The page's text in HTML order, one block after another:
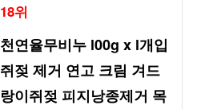
18위
천연율무비누 l00g x l개입
쥐젖 제거 연고 크림 겨드
랑이쥐젖 피지낭종제거 목